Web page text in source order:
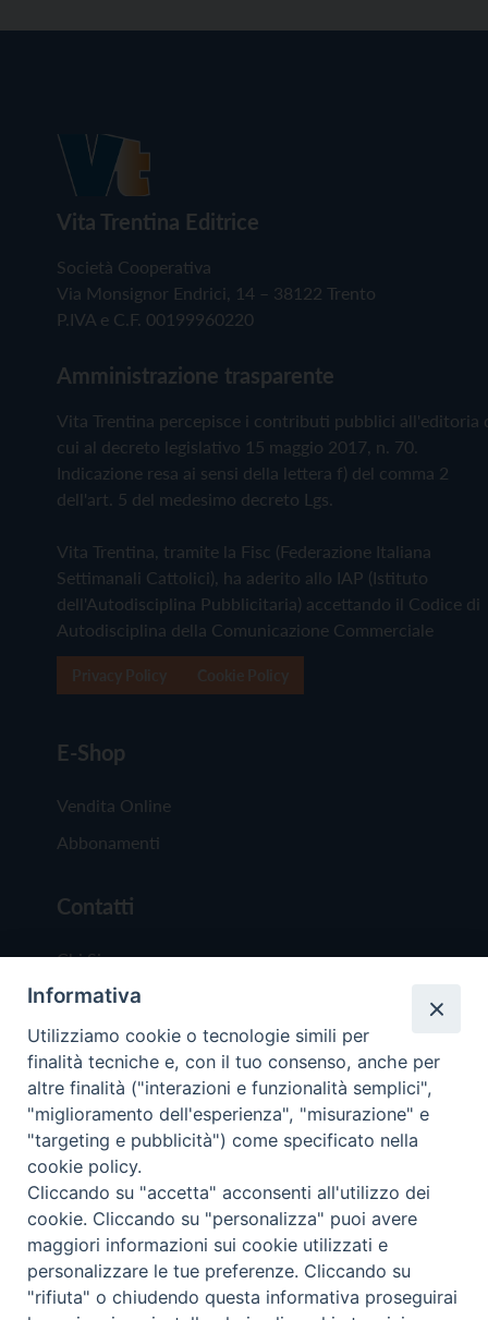
Vita Trentina Editrice
Società Cooperativa
Via Monsignor Endrici, 14 – 38122 Trento
P.IVA e C.F. 00199960220
Amministrazione trasparente
Vita Trentina percepisce i contributi pubblici all'editoria
cui al decreto legislativo 15 maggio 2017, n. 70.
Indicazione resa ai sensi della lettera f) del comma 2
dell'art. 5 del medesimo decreto Lgs.
Vita Trentina, tramite la Fisc (Federazione Italiana
Settimanali Cattolici), ha aderito allo IAP (Istituto
dell'Autodisciplina Pubblicitaria) accettando il Codice di
Autodisciplina della Comunicazione Commerciale
E-Shop
Vendita Online
Abbonamenti
Contatti
Chi Siamo
Redazione
Scrivici
Copyright © 2019 - Tutti i diritti riservati - Vita
Trentina Editrice
Privacy Policy
Torna
Informativa
Utilizziamo cookie o tecnologie simili per
finalità tecniche e, con il tuo consenso, anche per
altre finalità ("interazioni e funzionalità semplici",
"miglioramento dell'esperienza", "misurazione" e
"targeting e pubblicità") come specificato nella
cookie policy.
Cliccando su "accetta" acconsenti all'utilizzo dei
cookie. Cliccando su "personalizza" puoi avere
maggiori informazioni sui cookie utilizzati e
personalizzare le tue preferenze. Cliccando su
"rifiuta" o chiudendo questa informativa proseguirai